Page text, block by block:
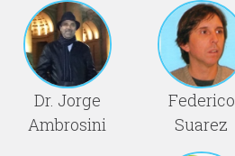
Dr. Jorge
Ambrosini
Federico
Suarez